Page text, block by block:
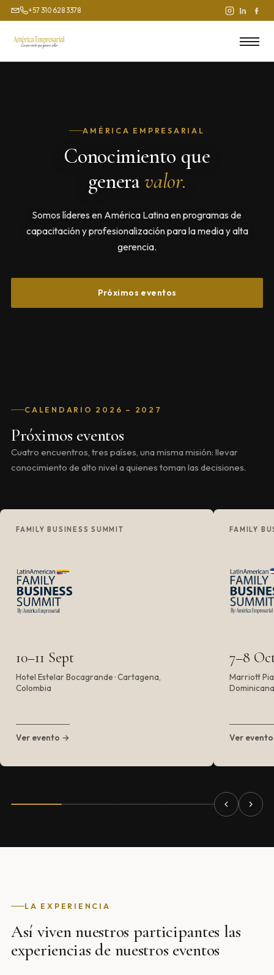
+57 310 628 3378
+57 310 628 3378
AMÉRICA EMPRESARIAL
Conocimiento que
generavalor.
Somos líderes en América Latina en programas de
capacitación y profesionalización para la media y alta
gerencia.
Próximos eventos
CALENDARIO 2026 – 2027
Próximos eventos
Cuatro encuentros, tres países, una misma misión: llevar
conocimiento de alto nivel a quienes toman las decisiones.
FAMILY BUSINESS SUMMIT
10–11 Sept
Hotel Estelar Bocagrande · Cartagena,
Colombia
Ver evento →
FAMILY
7–8
Marriott
Ver
LA EXPERIENCIA
Así viven nuestros participantes las
experiencias de nuestros eventos